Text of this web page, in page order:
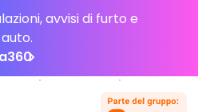
avvisi di furto e